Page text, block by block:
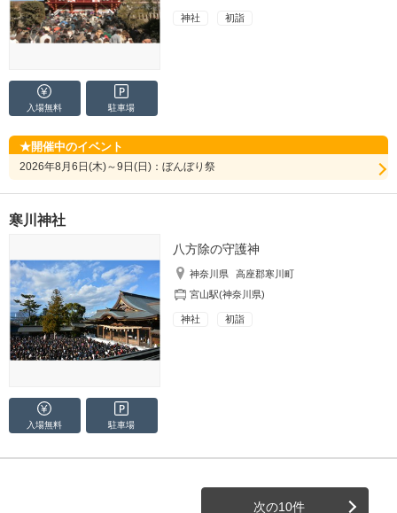
神社 初詣
入場無料 駐車場
開催中のイベント
2026年8月6日(木)～9日(日)：ぼんぼり祭
寒川神社
八方除の守護神
神奈川県
高座郡寒川町
宮山駅(神奈川県)
神社 初詣
入場無料 駐車場
次の10件